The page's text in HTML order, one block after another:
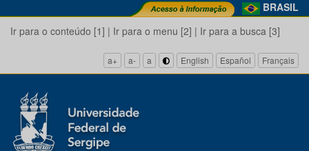
BRASIL
Ir para o conteúdo [1] | Ir para o menu [2] | Ir para a busca [3]
a+ a- a English Español Français